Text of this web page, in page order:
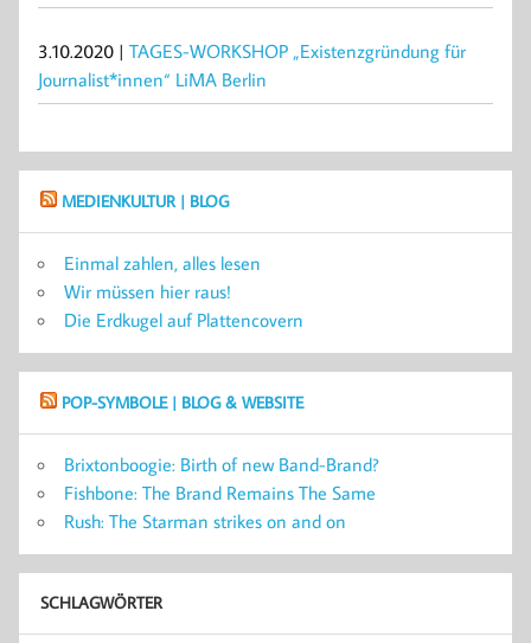
3.10.2020 | TAGES-WORKSHOP „Existenzgründung für
Journalist*innen“ LiMA Berlin
MEDIENKULTUR | BLOG
Einmal zahlen, alles lesen
Wir müssen hier raus!
Die Erdkugel auf Plattencovern
POP-SYMBOLE | BLOG & WEBSITE
Brixtonboogie: Birth of new Band-Brand?
Fishbone: The Brand Remains The Same
Rush: The Starman strikes on and on
SCHLAGWÖRTER